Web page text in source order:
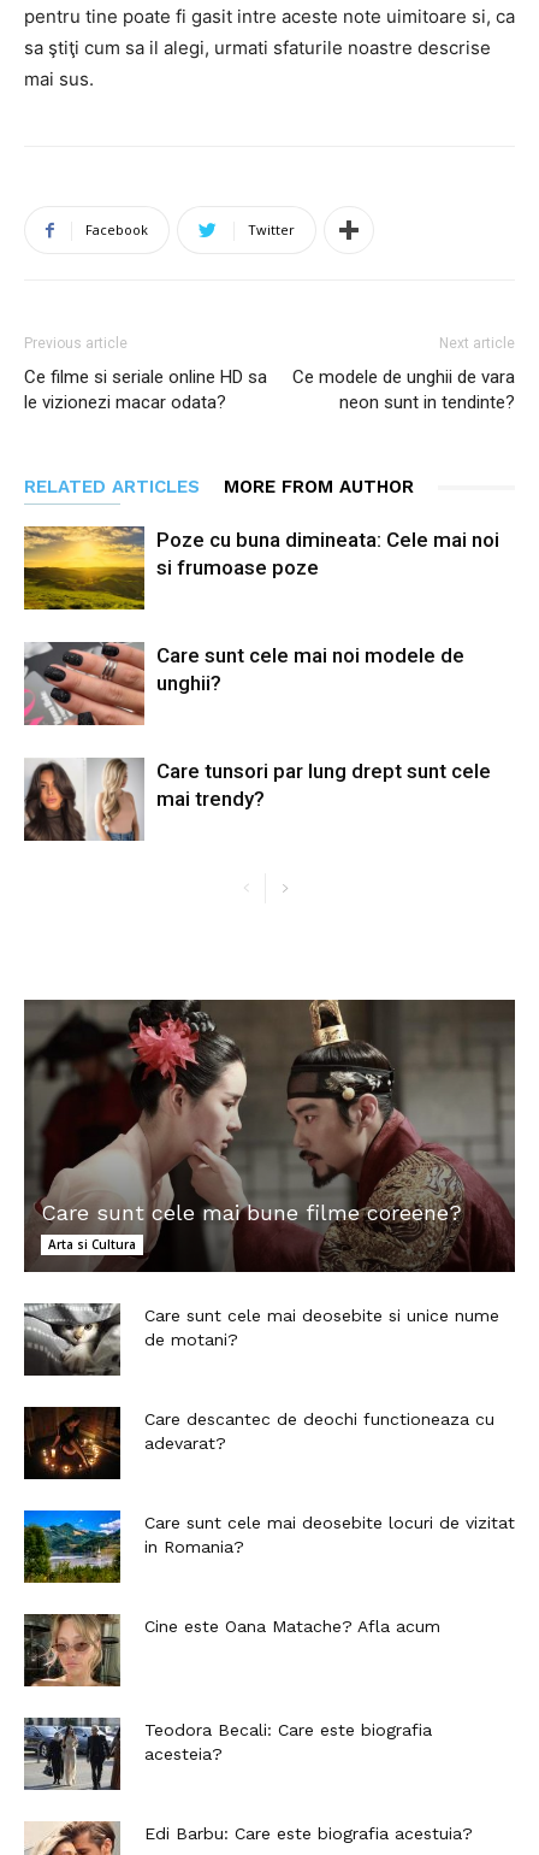
pentru tine poate fi gasit intre aceste note uimitoare si, ca
sa ştiţi cum sa il alegi, urmati sfaturile noastre descrise
mai sus.
Facebook Twitter
Previous article
Ce filme si seriale online HD sa
le vizionezi macar odata?
Next article
Ce modele de unghii de vara
neon sunt in tendinte?
RELATED ARTICLES MORE FROM AUTHOR
Poze cu buna dimineata: Cele mai noi
si frumoase poze
Care sunt cele mai noi modele de
unghii?
Care tunsori par lung drept sunt cele
mai trendy?
Care sunt cele mai bune filme coreene?
Arta si Cultura
Care sunt cele mai deosebite si unice nume
de motani?
Care descantec de deochi functioneaza cu
adevarat?
Care sunt cele mai deosebite locuri de vizitat
in Romania?
Cine este Oana Matache? Afla acum
Teodora Becali: Care este biografia
acesteia?
Edi Barbu: Care este biografia acestuia?